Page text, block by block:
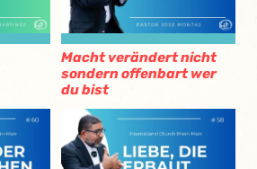
Macht verändert nicht
sondern offenbart wer
du bist